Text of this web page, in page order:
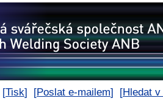
[Tisk] [Poslat e-mailem] [Hledat